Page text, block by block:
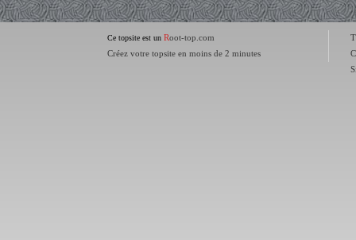
Ce topsite est un Root-top.com
Créez votre topsite en moins de 2 minutes